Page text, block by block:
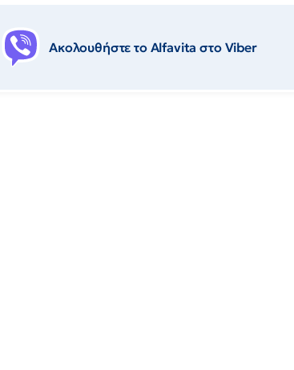
Ακολουθήστε το Αlfavita στο Viber